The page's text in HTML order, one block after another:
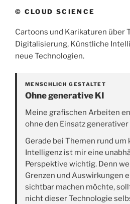
© CLOUD SCIENCE
Cartoons und Karikaturen über
Digitalisierung, Künstliche
neue Technologien.
MENSCHLICH GESTALTET
Ohne generative KI
Meine grafischen Arbeiten
ohne den Einsatz generativer
Gerade bei Themen rund um
Intelligenz ist mir eine
Perspektive wichtig. Denn
Grenzen und Auswirkungen
sichtbar machen möchte,
nicht dieser Technologie